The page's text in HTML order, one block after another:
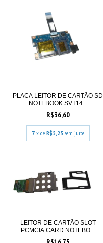
PLACA LEITOR DE CARTÃO SD
NOTEBOOK SVT14...
R$36,60
7 x de R$5,23 sem juros
LEITOR DE CARTÃO SLOT
PCMCIA CARD NOTEBO...